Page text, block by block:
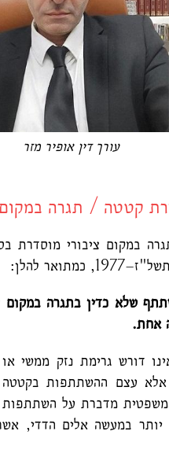
עורך דין אופיר מזר
קטטה / תגרה במקום
כמתואר להלן:
שלא כדין בתגרה במקום
אחת.
דורש גרימת נזק ממשי
עצם ההשתתפות בקטטה
מדברת על השתתפות
יותר במעשה אלים הדדי,